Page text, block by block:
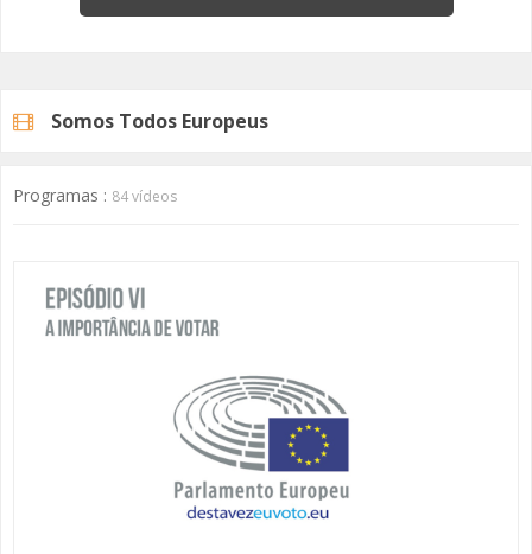
Somos Todos Europeus
Programas : 84 vídeos